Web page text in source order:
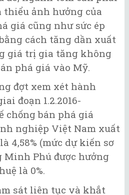
thiểu ảnh hưởng của
giá cũng như sức ép
cách tăng dần xuất
giá trị gia tăng không
phá giá vào Mỹ.
đợt xem xét hành
đoạn 1.2.2016-
chống bán phá giá
nghiệp Việt Nam xuất
4,58% (mức dự kiến sơ
Minh Phú được hưởng
là 0%.
sát liên tục và khắt